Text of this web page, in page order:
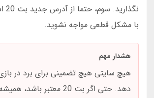
با مشکل قطعی مواجه نشوید.
هشدار مهم
هیچ سایتی هیچ تضمینی برای برد در
دهد. حتی اگر بت 20 معتبر